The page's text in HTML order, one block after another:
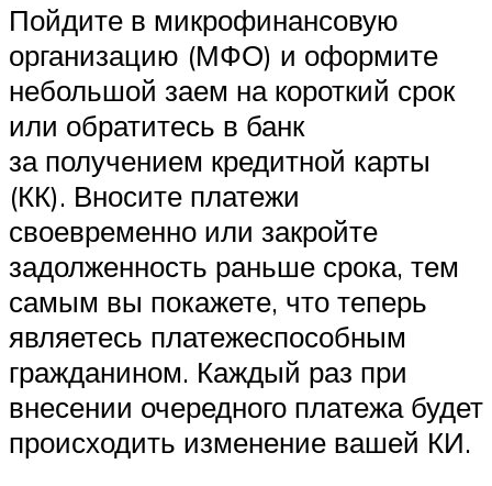
Пойдите в микрофинансовую
организацию (МФО) и оформите
небольшой заем на короткий срок
или обратитесь в банк
за получением кредитной карты
(КК). Вносите платежи
своевременно или закройте
задолженность раньше срока, тем
самым вы покажете, что теперь
являетесь платежеспособным
гражданином. Каждый раз при
внесении очередного платежа будет
происходить изменение вашей КИ.